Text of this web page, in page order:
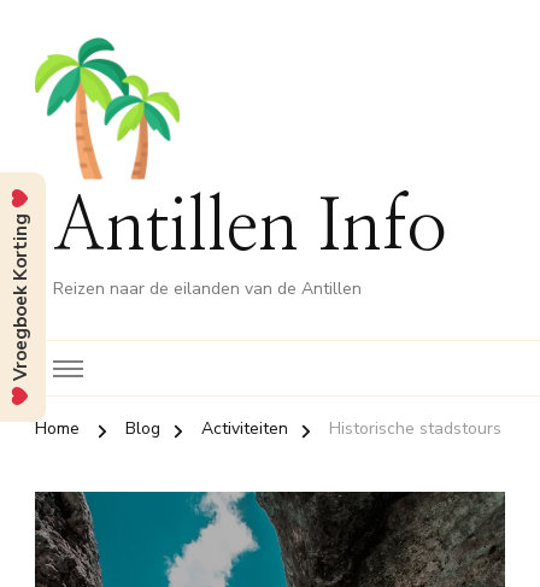
Antillen Info
Reizen naar de eilanden van de Antillen
Home Blog Activiteiten Historische stadstours
Vroegboek Korting